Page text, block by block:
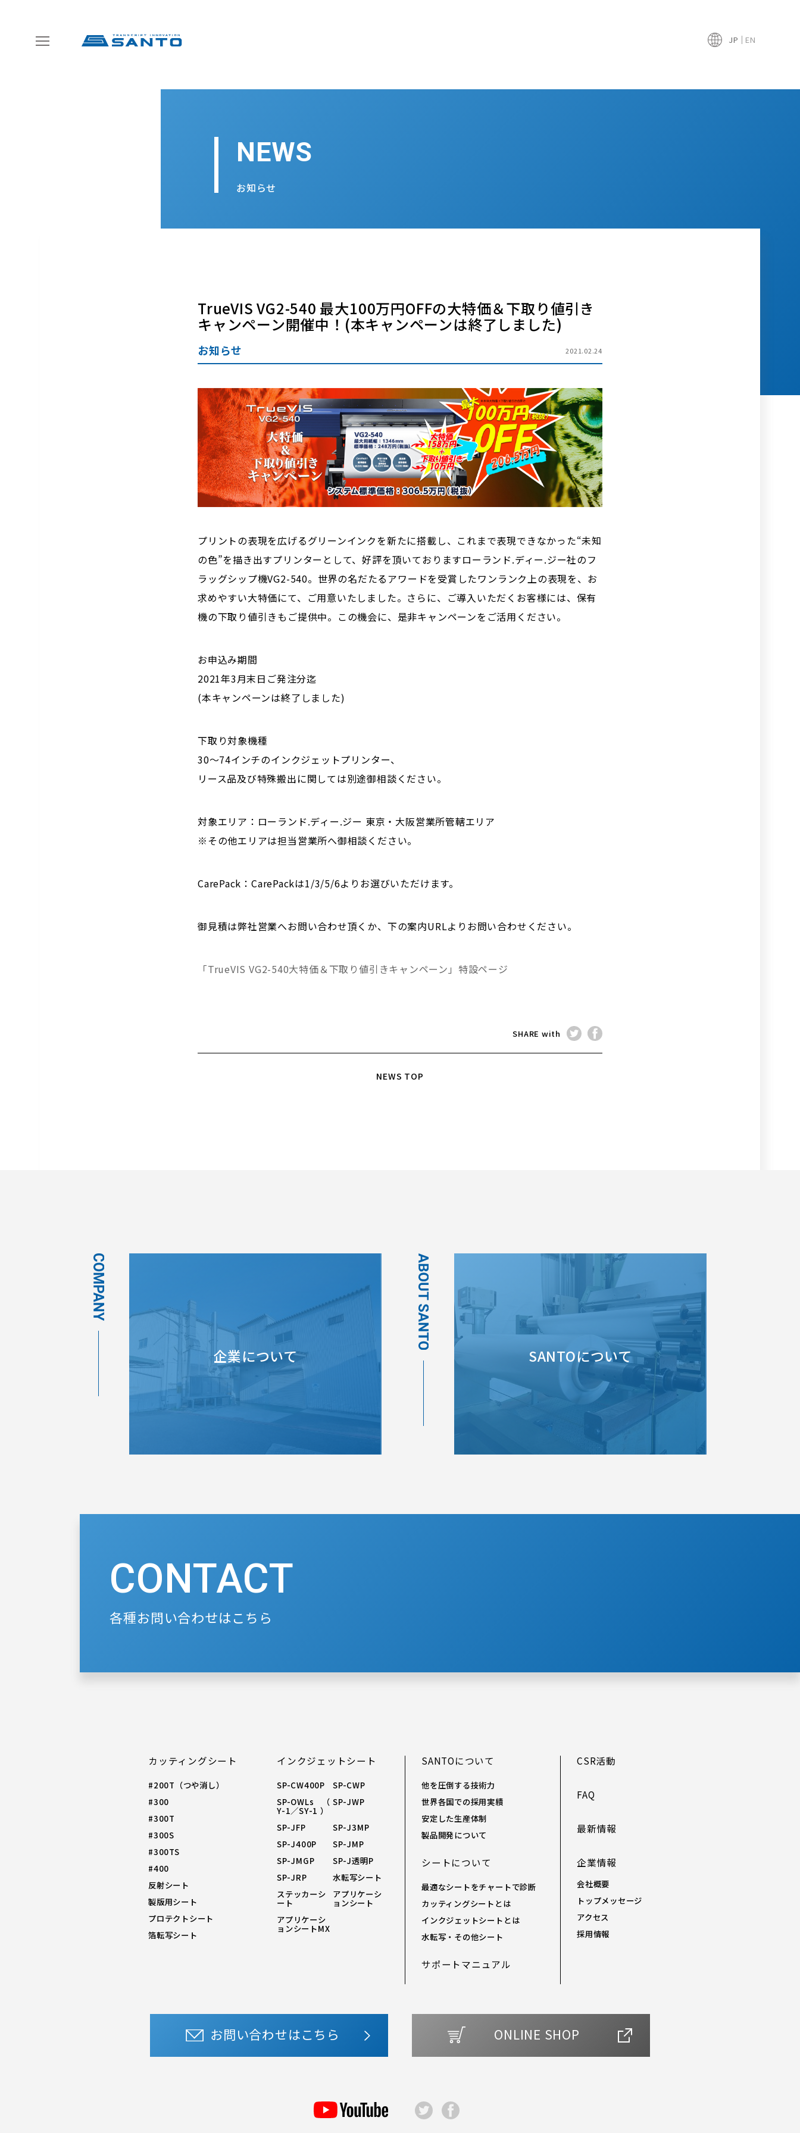
JP EN
NEWS
お知らせ
TrueVIS VG2-540 最大100万円OFFの大特価＆下取り値引き
キャンペーン開催中！(本キャンペーンは終了しました)
お知らせ 2021.02.24
プリントの表現を広げるグリーンインクを新たに搭載し、これまで表現できなかった“未知
の色”を描き出すプリンターとして、好評を頂いておりますローランド.ディー.ジー社のフ
ラッグシップ機VG2-540。世界の名だたるアワードを受賞したワンランク上の表現を、お
求めやすい大特価にて、ご用意いたしました。さらに、ご導入いただくお客様には、保有
機の下取り値引きもご提供中。この機会に、是非キャンペーンをご活用ください。
お申込み期間
2021年3月末日ご発注分迄
(本キャンペーンは終了しました)
下取り対象機種
30～74インチのインクジェットプリンター、
リース品及び特殊搬出に関しては別途御相談ください。
対象エリア：ローランド.ディー.ジー 東京・大阪営業所管轄エリア
※その他エリアは担当営業所へ御相談ください。
CarePack：CarePackは1/3/5/6よりお選びいただけます。
御見積は弊社営業へお問い合わせ頂くか、下の案内URLよりお問い合わせください。
「TrueVIS VG2-540大特価＆下取り値引きキャンペーン」特設ページ
SHARE with
NEWS TOP
企業について SANTOについて
CONTACT
各種お問い合わせはこちら
カッティングシート
#200T（つや消し）
#300
#300T
#300S
#300TS
#400
反射シート
製版用シート
プロテクトシート
箔転写シート
インクジェットシート
SP-CW400P
SP-CWP
SP-OWLs （
Y-1／SY-1 ）
SP-JWP
SP-JFP
SP-J3MP
SP-J400P
SP-JMP
SP-JMGP
SP-J透明P
SP-JRP
水転写シート
ステッカーシ
ート
アプリケーシ
ョンシート
アプリケーシ
ョンシートMX
SANTOについて
他を圧倒する技術力
世界各国での採用実績
安定した生産体制
製品開発について
シートについて
最適なシートをチャートで診断
カッティングシートとは
インクジェットシートとは
水転写・その他シート
サポートマニュアル
CSR活動
FAQ
最新情報
企業情報
会社概要
トップメッセージ
アクセス
採用情報
お問い合わせはこちら ONLINE SHOP